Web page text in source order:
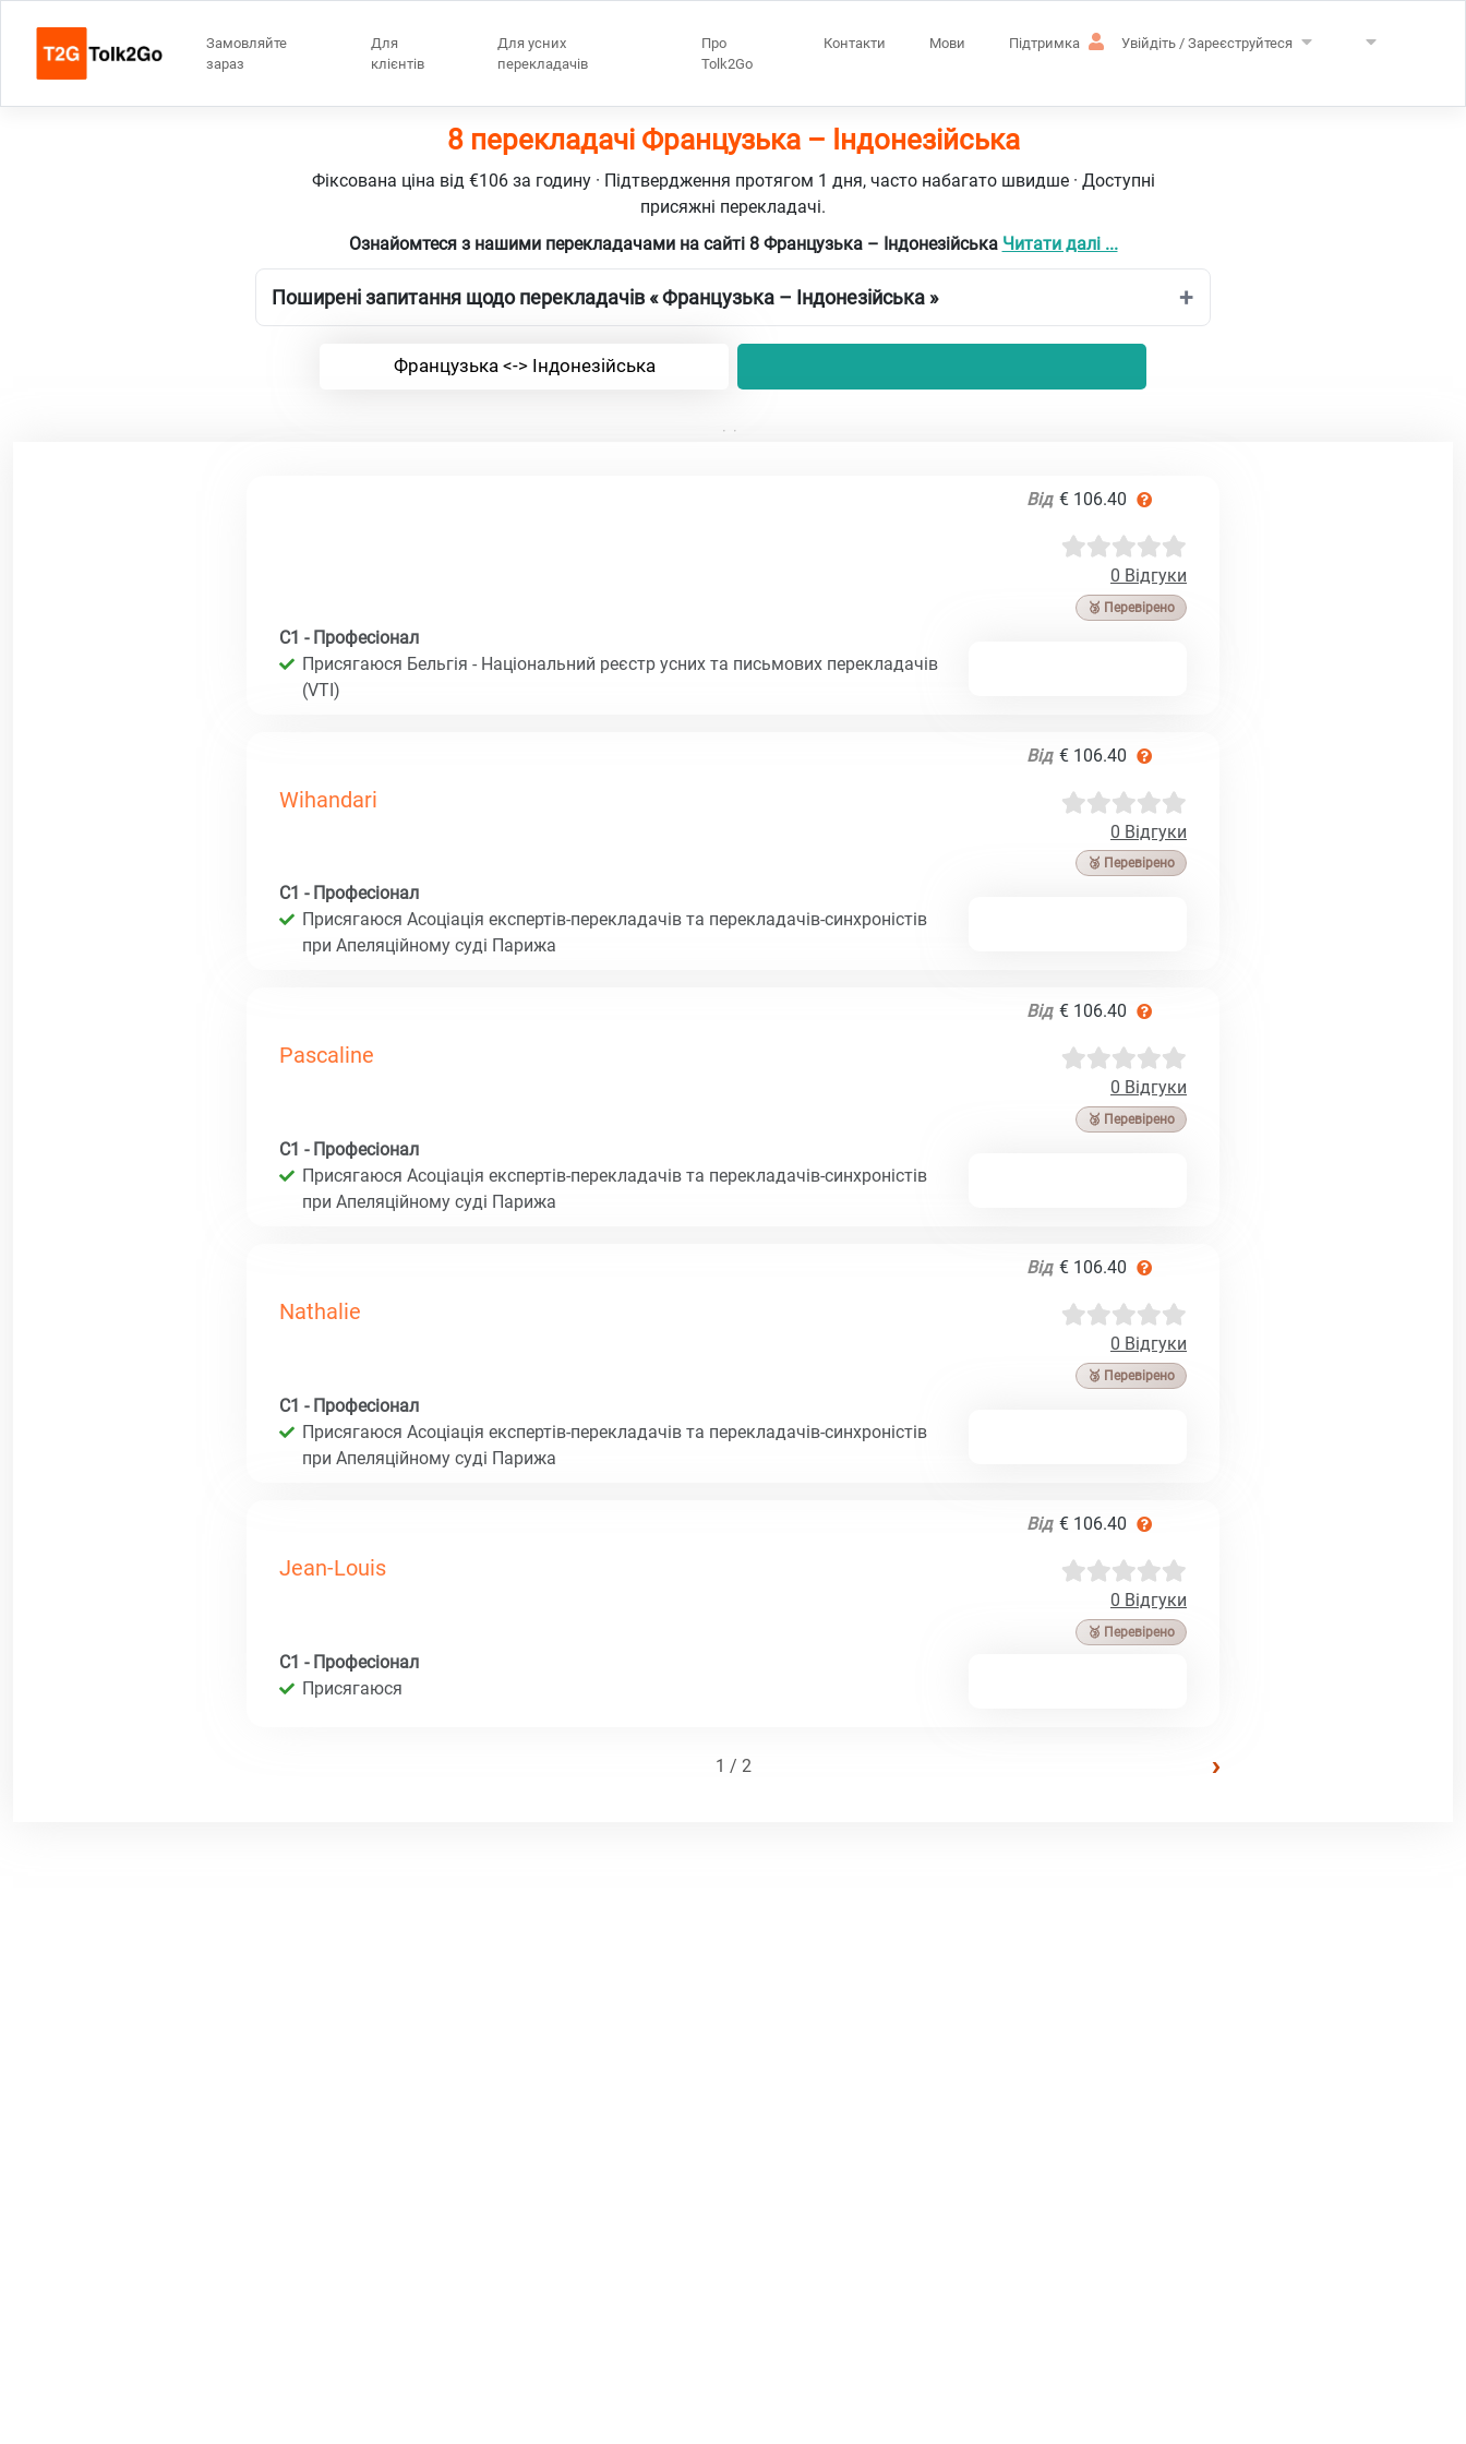
Замовляйте
зараз
Для
клієнтів
Для усних
перекладачів
Про
Tolk2Go
Контакти Мови Підтримка Увійдіть / Зареєструйтеся
8 перекладачі Французька – Індонезійська
Фіксована ціна від €106 за годину · Підтвердження протягом 1 дня, часто набагато швидше · Доступні
присяжні перекладачі.
Ознайомтеся з нашими перекладачами на сайті 8 Французька – Індонезійська Читати далі ...
Поширені запитання щодо перекладачів « Французька – Індонезійська »
Французька <-> Індонезійська
Від € 106.40
0 Відгуки
🥉 Перевірено
C1 - Професіонал
Присягаюся Бельгія - Національний реєстр усних та письмових перекладачів
(VTI)
Від € 106.40
Wihandari
0 Відгуки
🥉 Перевірено
C1 - Професіонал
Присягаюся Асоціація експертів-перекладачів та перекладачів-синхроністів
при Апеляційному суді Парижа
Від € 106.40
Pascaline
0 Відгуки
🥉 Перевірено
C1 - Професіонал
Присягаюся Асоціація експертів-перекладачів та перекладачів-синхроністів
при Апеляційному суді Парижа
Від € 106.40
Nathalie
0 Відгуки
🥉 Перевірено
C1 - Професіонал
Присягаюся Асоціація експертів-перекладачів та перекладачів-синхроністів
при Апеляційному суді Парижа
Від € 106.40
Jean-Louis
0 Відгуки
🥉 Перевірено
C1 - Професіонал
Присягаюся
1 / 2 ›